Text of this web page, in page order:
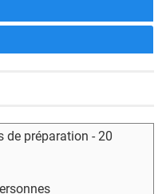
de préparation - 20